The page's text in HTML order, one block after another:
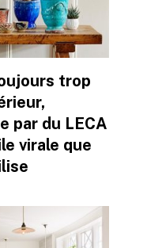
trop
par du LECA
virale que